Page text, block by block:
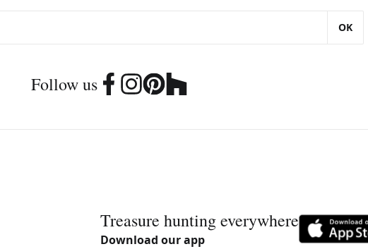
OK
Follow us
Treasure hunting everywhere
Download our app